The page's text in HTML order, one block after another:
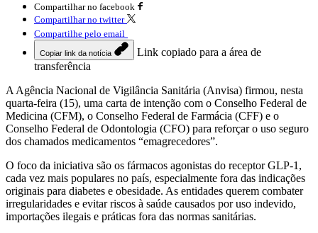
Compartilhar no facebook
Compartilhar no twitter
Compartilhe pelo email
Copiar link da notícia
Link copiado para a área de
transferência
A Agência Nacional de Vigilância Sanitária (Anvisa) firmou, nesta
quarta-feira (15), uma carta de intenção com o Conselho Federal de
Medicina (CFM), o Conselho Federal de Farmácia (CFF) e o
Conselho Federal de Odontologia (CFO) para reforçar o uso seguro
dos chamados medicamentos “emagrecedores”.
O foco da iniciativa são os fármacos agonistas do receptor GLP-1,
cada vez mais populares no país, especialmente fora das indicações
originais para diabetes e obesidade. As entidades querem combater
irregularidades e evitar riscos à saúde causados por uso indevido,
importações ilegais e práticas fora das normas sanitárias.